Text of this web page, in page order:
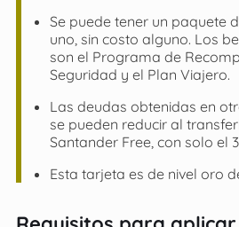
Se puede tener un paquete
uno, sin costo alguno. Los
son el Programa de
Seguridad y el Plan Viajero.
Las deudas obtenidas en
se pueden reducir al
Santander Free, con solo el
Esta tarjeta es de nivel oro